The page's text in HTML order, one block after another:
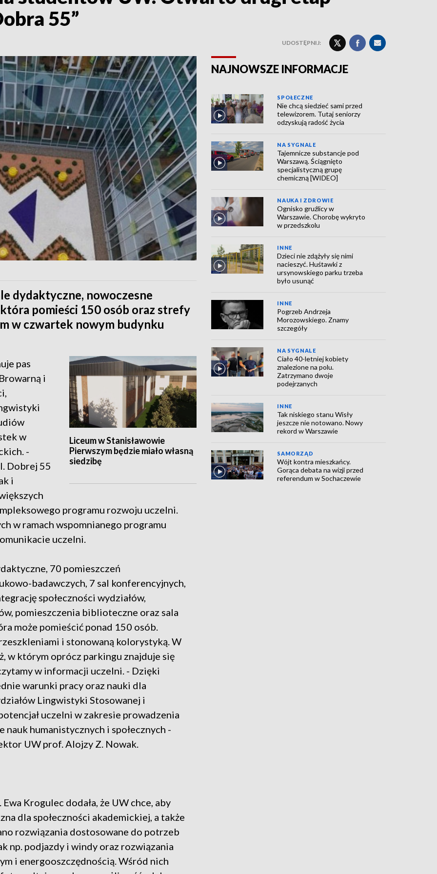
55”
UDOSTĘPNIJ:
dydaktyczne, nowoczesne
pomieści 150 osób oraz strefy
w czwartek nowym budynku
Liceum w Stanisławowie
Pierwszym będzie miało własną
siedzibę
pas
i
w
-
Dobrej 55
i
programu rozwoju uczelni.
w ramach wspomnianego programu
uczelni.
70 pomieszczeń
badawczych, 7 sal konferencyjnych,
społeczności wydziałów,
pomieszczenia biblioteczne oraz sala
może pomieścić ponad 150 osób.
i stonowaną kolorystyką. W
w którym oprócz parkingu znajduje się
w informacji uczelni. - Dzięki
warunki pracy oraz nauki dla
Lingwistyki Stosowanej i
uczelni w zakresie prowadzenia
humanistycznych i społecznych -
UW prof. Alojzy Z. Nowak.
Krogulec dodała, że UW chce, aby
dla społeczności akademickiej, a także
rozwiązania dostosowane do potrzeb
np. podjazdy i windy oraz rozwiązania
i energooszczędnością. Wśród nich
NAJNOWSZE INFORMACJE
SPOŁECZNE
Nie chcą siedzieć sami przed
telewizorem. Tutaj seniorzy
odzyskują radość życia
NA SYGNALE
Tajemnicze substancje pod
Warszawą. Ściągnięto
specjalistyczną grupę
chemiczną [WIDEO]
NAUKA I ZDROWIE
Ognisko gruźlicy w
Warszawie. Chorobę wykryto
w przedszkolu
INNE
Dzieci nie zdążyły się nimi
nacieszyć. Huśtawki z
ursynowskiego parku trzeba
było usunąć
INNE
Pogrzeb Andrzeja
Morozowskiego. Znamy
szczegóły
NA SYGNALE
Ciało 40-letniej kobiety
znalezione na polu.
Zatrzymano dwoje
podejrzanych
INNE
Tak niskiego stanu Wisły
jeszcze nie notowano. Nowy
rekord w Warszawie
SAMORZĄD
Wójt kontra mieszkańcy.
Gorąca debata na wizji przed
referendum w Sochaczewie